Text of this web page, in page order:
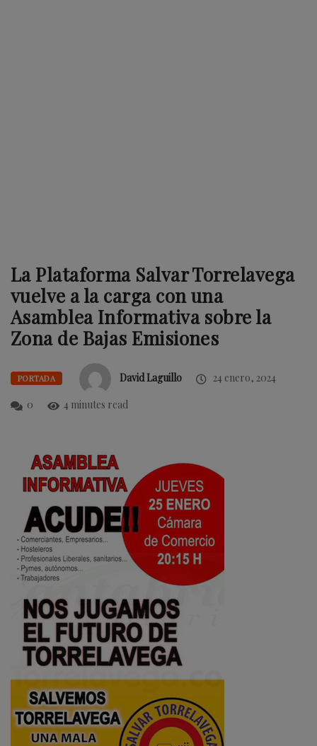
La Plataforma Salvar Torrelavega
vuelve a la carga con una
Asamblea Informativa sobre la
Zona de Bajas Emisiones
PORTADA David Laguillo
24 enero, 2024
0
4 minutes read